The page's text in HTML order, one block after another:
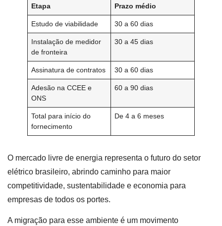
Etapa Prazo médio
Estudo de viabilidade 30 a 60 dias
Instalação de medidor
de fronteira
30 a 45 dias
Assinatura de contratos 30 a 60 dias
Adesão na CCEE e
ONS
60 a 90 dias
Total para início do
fornecimento
De 4 a 6 meses
O mercado livre de energia representa o futuro do setor
elétrico brasileiro, abrindo caminho para maior
competitividade, sustentabilidade e economia para
empresas de todos os portes.
A migração para esse ambiente é um movimento